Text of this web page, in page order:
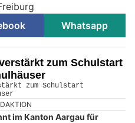
Whatsapp
zum Schulstart
im Kanton Aargau für